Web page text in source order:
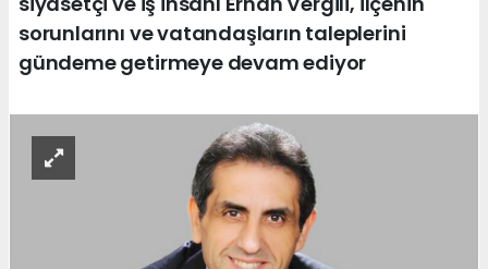
sorunlarını ve vatandaşların taleplerini
gündeme getirmeye devam ediyor